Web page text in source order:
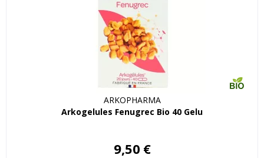
ARKOPHARMA
Arkogelules Fenugrec Bio 40 Gelu
9,50 €